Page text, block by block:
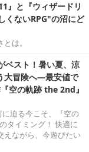
』と『ウィザードリ
くないRPG"の沼にど
は。
ベスト！暑い夏、涼
大冒険へ―最安値で
空の軌跡 the 2nd』
に迫る今こそ、『空の
タイミング！ 快適に
えながら、今遊びたい